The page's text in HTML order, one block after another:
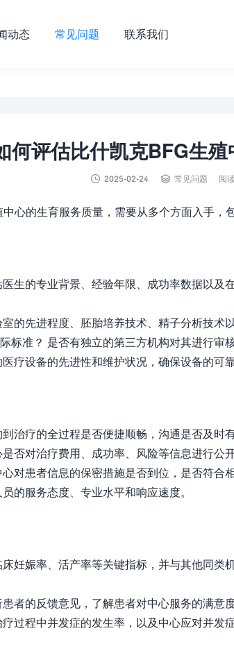
动态 常见问题 联系我们
何评估比什凯克BFG生
 2025-02-24  常见问题 阅
心的生育服务质量，需要从多个方面入手，
医生的专业背景、经验年限、成功率数据以及
的先进程度、胚胎培养技术、精子分析技术
标准？ 是否有独立的第三方机构对其进行审
疗设备的先进性和维护状况，确保设备的可
治疗的全过程是否便捷顺畅，沟通是否及时
否对治疗费用、成功率、风险等信息进行公
对患者信息的保密措施是否到位，是否符合
的服务态度、专业水平和响应速度。
妊娠率、活产率等关键指标，并与其他同类
者的反馈意见，了解患者对中心服务的满意
过程中并发症的发生率，以及中心应对并发症